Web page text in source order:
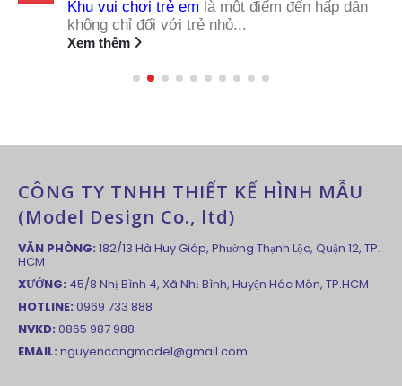
Khu vui chơi trẻ em là một điểm đến hấp dẫn
không chỉ đối với trẻ nhỏ...
Xem thêm
CÔNG TY TNHH THIẾT KẾ HÌNH MẪU
(Model Design Co., ltd)
VĂN PHÒNG: 182/13 Hà Huy Giáp, Phường Thạnh Lộc, Quận 12, TP.
HCM
XƯỞNG: 45/8 Nhị Bình 4, Xã Nhị Bình, Huyện Hóc Môn, TP.HCM
HOTLINE: 0969 733 888
NVKD: 0865 987 988
EMAIL: nguyencongmodel@gmail.com